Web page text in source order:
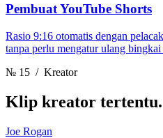
Pembuat YouTube Shorts
Rasio 9:16 otomatis dengan
tanpa perlu mengatur ulang bingkai
№ 15 / Kreator
Klip kreator tertentu.
Joe Rogan